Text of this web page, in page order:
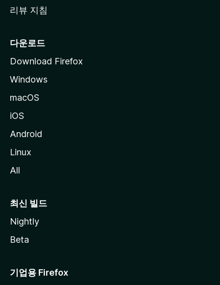
리뷰 지침
다운로드
Download Firefox
Windows
macOS
iOS
Android
Linux
All
최신 빌드
Nightly
Beta
기업용 Firefox